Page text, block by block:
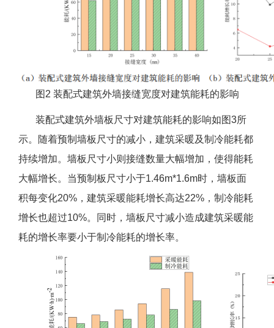
图2 装配式建筑外墙接缝宽度对建筑能耗的影响
装配式建筑外墙板尺寸对建筑能耗的影响如图3所
示。随着预制墙板尺寸的减小，建筑采暖及制冷能耗都
持续增加。墙板尺寸小则接缝数量大幅增加，使得能耗
大幅增长。当预制板尺寸小于1.46m*1.6m时，墙板面
积每变化20%，建筑采暖能耗增长高达22%，制冷能耗
增长也超过10%。同时，墙板尺寸减小造成建筑采暖能
耗的增长率要小于制冷能耗的增长率。